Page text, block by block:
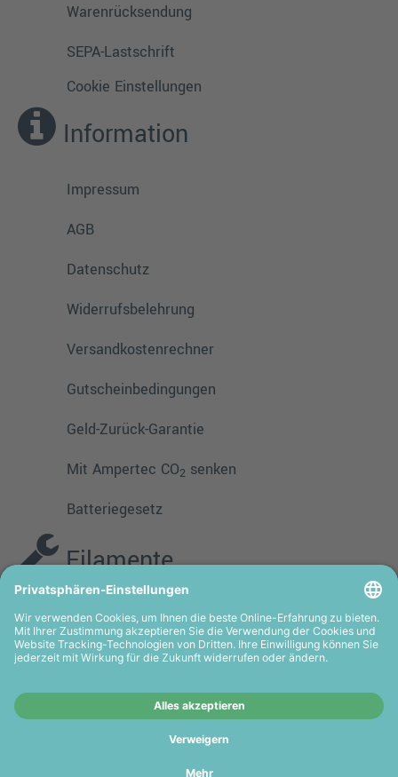
Warenrücksendung
SEPA-Lastschrift
Cookie Einstellungen
Information
Impressum
AGB
Datenschutz
Widerrufsbelehrung
Versandkostenrechner
Gutscheinbedingungen
Geld-Zurück-Garantie
Mit Ampertec CO2 senken
Batteriegesetz
Filamente
ASA PLA HIPS PMMA PETG PVA TPE